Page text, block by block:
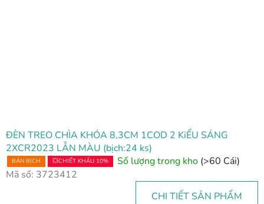
ĐÈN TREO CHÌA KHÓA 8,3CM 1COD 2 KiỂU SÁNG
2XCR2023 LẪN MÀU (bịch:24 ks)
BÁN BỊCH 💥CHIẾT KHẤU 10% Số lượng trong kho (>60 Cái)
Mã số: 3723412
CHI TIẾT SẢN PHẨM